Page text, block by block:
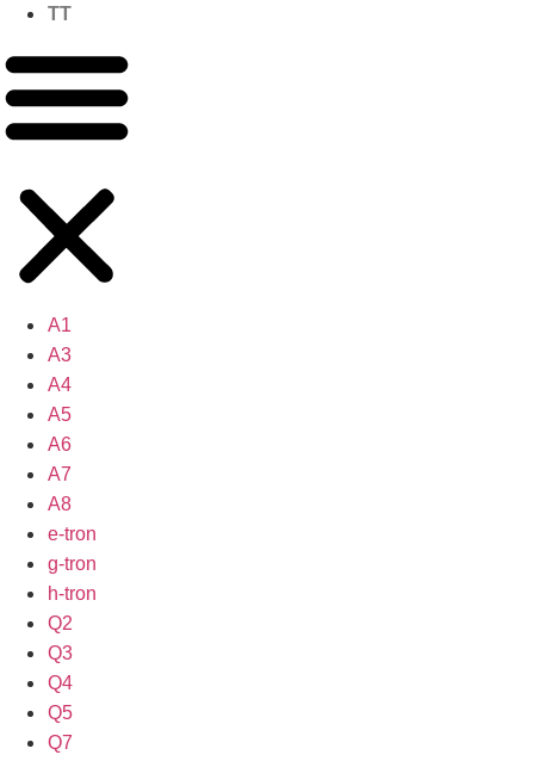
TT
A1
A3
A4
A5
A6
A7
A8
e-tron
g-tron
h-tron
Q2
Q3
Q4
Q5
Q7